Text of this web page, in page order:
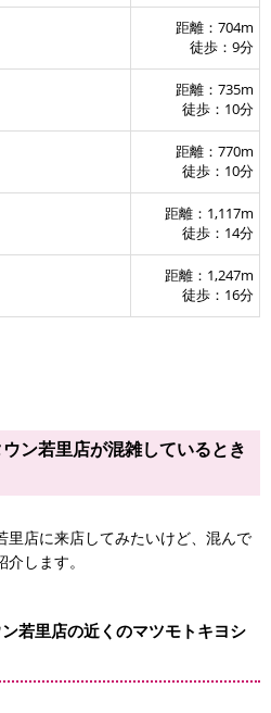
距離：704m
徒歩：9分
距離：735m
徒歩：10分
距離：770m
徒歩：10分
距離：1,117m
徒歩：14分
距離：1,247m
徒歩：16分
ン若里店が混雑しているとき
里店に来店してみたいけど、混んで
します。
若里店の近くのマツモトキヨシ